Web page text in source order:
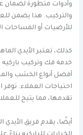
وأدوات متطورة لضمان
والتركيب. هذا يضمن
للأرضيات أو المساحات
كذلك، تعتبر الأيدي
خدمة فك وتركيب
أفضل أنواع الخشب
احتياجات العملاء. توفر
تقدمها، مما يتيح
أيضًا، يقدم فريق